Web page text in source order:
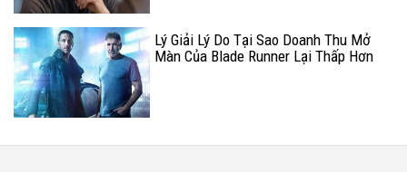
Lý Giải Lý Do Tại Sao Doanh Thu Mở
Màn Của Blade Runner Lại Thấp Hơn